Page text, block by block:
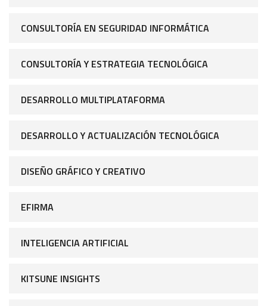
CONSULTORÍA EN SEGURIDAD INFORMÁTICA
CONSULTORÍA Y ESTRATEGIA TECNOLÓGICA
DESARROLLO MULTIPLATAFORMA
DESARROLLO Y ACTUALIZACIÓN TECNOLÓGICA
DISEÑO GRÁFICO Y CREATIVO
EFIRMA
INTELIGENCIA ARTIFICIAL
KITSUNE INSIGHTS